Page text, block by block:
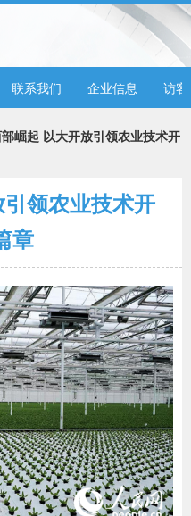
联系我们 企业信息 访客
崛起 以大开放引领农业技术开
领农业技术开
章